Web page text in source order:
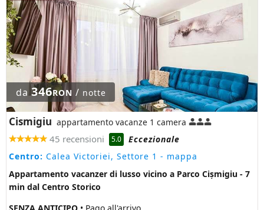
da346RON / notte
Cismigiu appartamento vacanze 1 camera
45 recensioni 5.0
Eccezionale
Centro: Calea Victoriei, Settore 1 - mappa
Appartamento vacanzer di lusso vicino a Parco Cișmigiu - 7
min dal Centro Storico